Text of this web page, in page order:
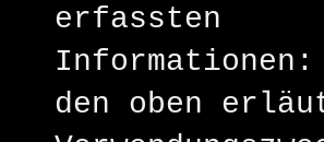
erfassten
Informationen:
den oben